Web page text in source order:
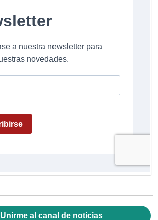
Unirme al canal de noticias